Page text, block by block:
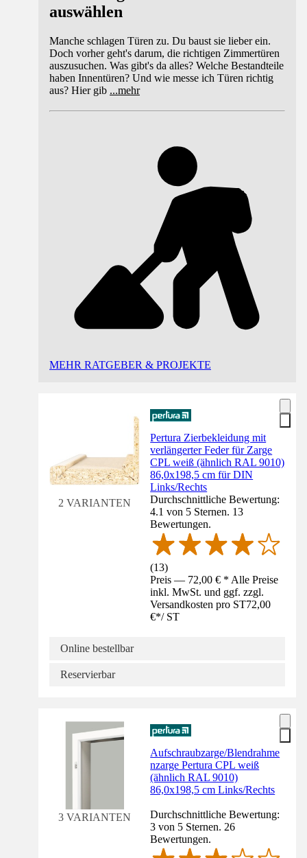
auswählen
Manche schlagen Türen zu. Du baust sie lieber ein.
Doch vorher geht's darum, die richtigen Zimmertüren
auszusuchen. Was gibt's da alles? Welche Bestandteile
haben Innentüren? Und wie messe ich Türen richtig
aus? Hier gib ...mehr
MEHR RATGEBER & PROJEKTE
2 VARIANTEN
Pertura Zierbekleidung mit
verlängerter Feder für Zarge
CPL weiß (ähnlich RAL 9010)
86,0x198,5 cm für DIN
Links/Rechts
Durchschnittliche Bewertung:
4.1 von 5 Sternen. 13
Bewertungen.
(13)
Preis — 72,00 € * Alle Preise
inkl. MwSt. und ggf. zzgl.
Versandkosten pro ST72,00
€*/ ST
Online bestellbar
Reservierbar
3 VARIANTEN
Aufschraubzarge/Blendrahme
nzarge Pertura CPL weiß
(ähnlich RAL 9010)
86,0x198,5 cm Links/Rechts
Durchschnittliche Bewertung:
3 von 5 Sternen. 26
Bewertungen.